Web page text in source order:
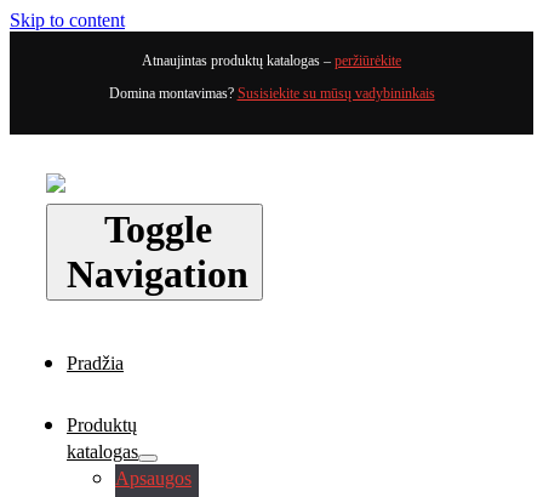
Skip to content
Atnaujintas produktų katalogas – peržiūrėkite
Domina montavimas? Susisiekite su mūsų vadybininkais
Toggle
Navigation
Pradžia
Produktų
katalogas
Apsaugos